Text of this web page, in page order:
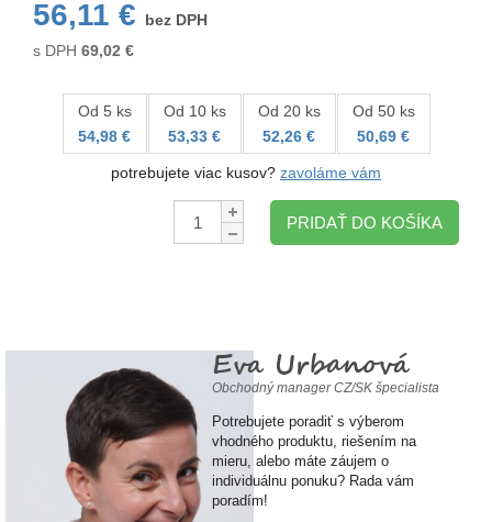
56,11 €
bez DPH
s DPH 69,02 €
Od 5 ks
54,98 €
Od 10 ks
53,33 €
Od 20 ks
52,26 €
Od 50 ks
50,69 €
potrebujete viac kusov? zavoláme vám
Množstvo:
PRIDAŤ DO KOŠÍKA
Eva Urbanová
Obchodný manager CZ/SK špecialista
Potrebujete poradiť s výberom
vhodného produktu, riešením na
mieru, alebo máte záujem o
individuálnu ponuku? Rada vám
poradím!